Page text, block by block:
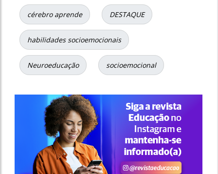
cérebro aprende DESTAQUE
habilidades socioemocionais
Neuroeducação socioemocional